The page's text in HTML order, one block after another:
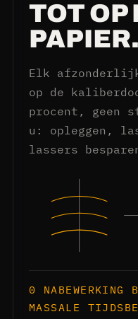
TOT OP
PAPIER.
Elk
op de
procent, geen
u: opleggen,
lassers
0
MASSALE